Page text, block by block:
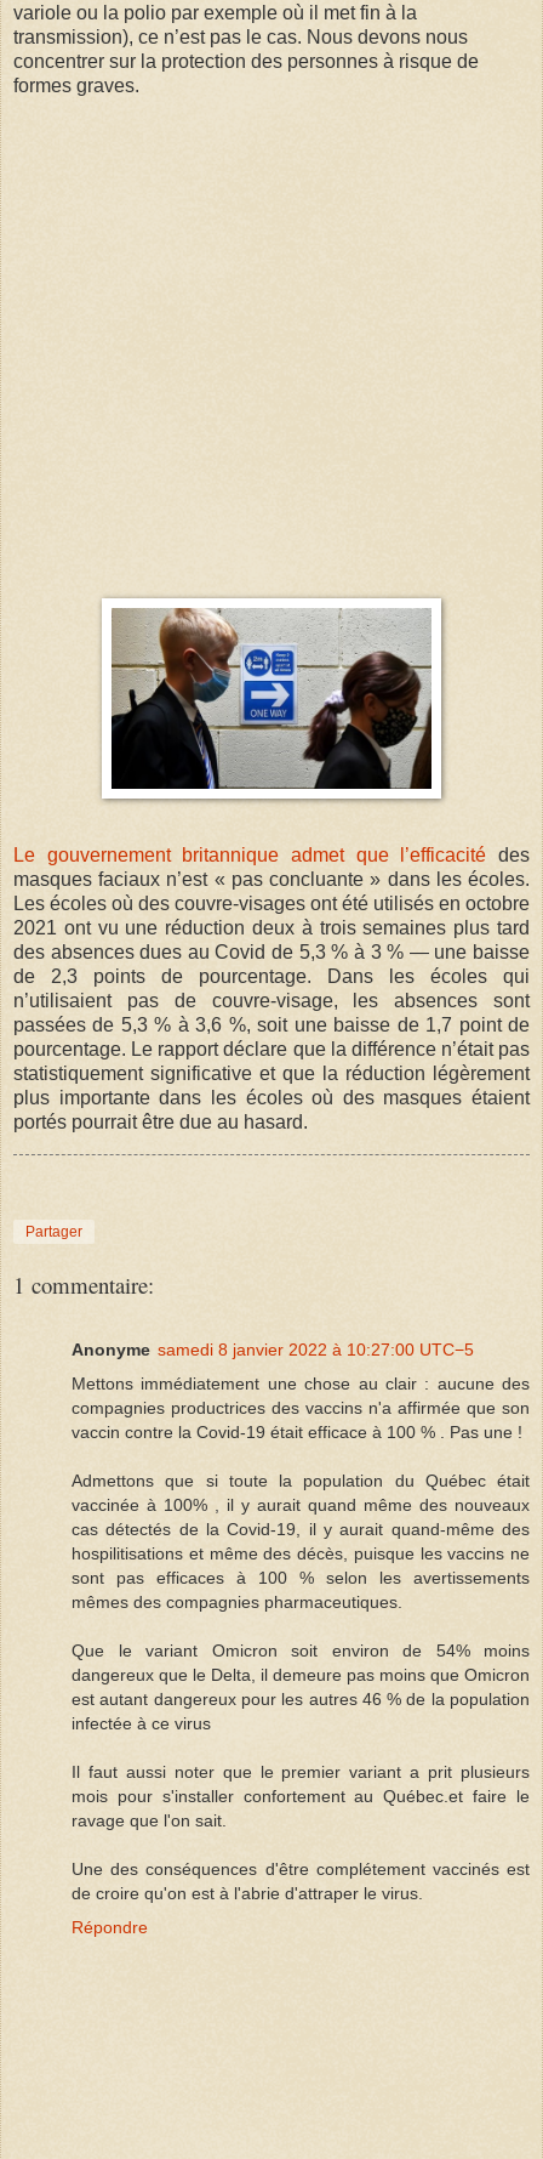
variole ou la polio par exemple où il met fin à la
transmission), ce n’est pas le cas. Nous devons nous
concentrer sur la protection des personnes à risque de
formes graves.
Le gouvernement britannique admet que l’efficacité des
masques faciaux n’est « pas concluante » dans les écoles.
Les écoles où des couvre-visages ont été utilisés en octobre
2021 ont vu une réduction deux à trois semaines plus tard
des absences dues au Covid de 5,3 % à 3 % — une baisse
de 2,3 points de pourcentage. Dans les écoles qui
n’utilisaient pas de couvre-visage, les absences sont
passées de 5,3 % à 3,6 %, soit une baisse de 1,7 point de
pourcentage. Le rapport déclare que la différence n’était pas
statistiquement significative et que la réduction légèrement
plus importante dans les écoles où des masques étaient
portés pourrait être due au hasard.
Partager
1 commentaire:
Anonyme samedi 8 janvier 2022 à 10:27:00 UTC−5
Mettons immédiatement une chose au clair : aucune des
compagnies productrices des vaccins n'a affirmée que son
vaccin contre la Covid-19 était efficace à 100 % . Pas une !
Admettons que si toute la population du Québec était
vaccinée à 100% , il y aurait quand même des nouveaux
cas détectés de la Covid-19, il y aurait quand-même des
hospilitisations et même des décès, puisque les vaccins ne
sont pas efficaces à 100 % selon les avertissements
mêmes des compagnies pharmaceutiques.
Que le variant Omicron soit environ de 54% moins
dangereux que le Delta, il demeure pas moins que Omicron
est autant dangereux pour les autres 46 % de la population
infectée à ce virus
Il faut aussi noter que le premier variant a prit plusieurs
mois pour s'installer confortement au Québec.et faire le
ravage que l'on sait.
Une des conséquences d'être complétement vaccinés est
de croire qu'on est à l'abrie d'attraper le virus.
Répondre